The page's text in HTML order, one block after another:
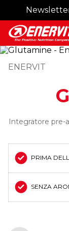
ENERVIT
Integratore pre-
PRIMA
SENZA